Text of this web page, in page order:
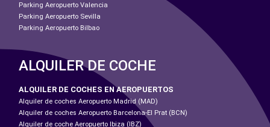
Parking Aeropuerto Valencia
Parking Aeropuerto Sevilla
Parking Aeropuerto Bilbao
ALQUILER DE COCHE
ALQUILER DE COCHES EN AEROPUERTOS
Alquiler de coches Aeropuerto Madrid (MAD)
Alquiler de coches Aeropuerto Barcelona-El Prat (BCN)
Alquiler de coche Aeropuerto Ibiza (IBZ)